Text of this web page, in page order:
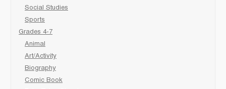
Social Studies
Sports
Grades 4-7
Animal
Art/Activity
Biography
Comic Book